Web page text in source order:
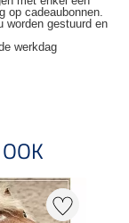
op cadeaubonnen.
worden gestuurd en
werkdag